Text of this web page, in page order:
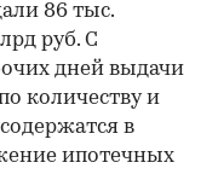
86 тыс.
руб. С
дней выдачи
количеству и
в
ипотечных